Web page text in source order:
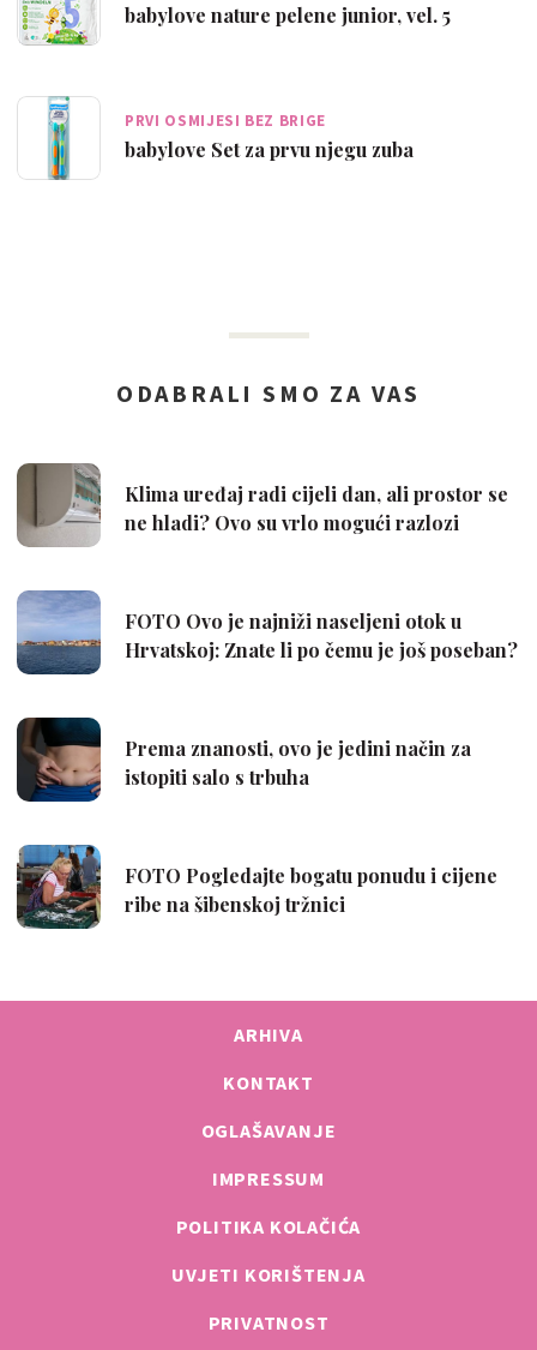
babylove nature pelene junior, vel. 5
PRVI OSMIJESI BEZ BRIGE
babylove Set za prvu njegu zuba
ARHIVA
KONTAKT
OGLAŠAVANJE
IMPRESSUM
POLITIKA KOLAČIĆA
UVJETI KORIŠTENJA
PRIVATNOST